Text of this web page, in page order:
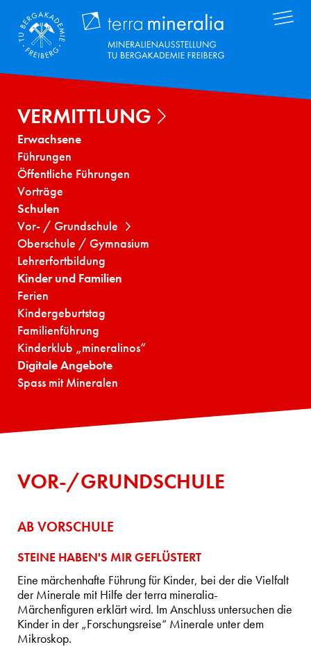
Inhalt
Terra
VERMITTLUNG
Erwachsene
Führungen
Öffentliche Führungen
Vorträge
Schulen
Vor- / Grundschule
Oberschule / Gymnasium
Lehrerfortbildung
Kinder und Familien
Ferien
Kindergeburtstag
Familienführung
Kinderklub „mineralinos“
Digitale Angebote
Spass mit Mineralen
VOR-/GRUNDSCHULE
AB VORSCHULE
STEINE HABEN'S MIR GEFLÜSTERT
Eine märchenhafte Führung für Kinder, bei der die Vielfalt
der Minerale mit Hilfe der terra mineralia-
Märchenfiguren erklärt wird. Im Anschluss untersuchen die
Kinder in der „Forschungsreise“ Minerale unter dem
Mikroskop.